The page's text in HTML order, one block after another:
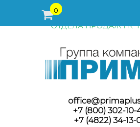
0
ПЕРЕД ОФОРМЛЕНИЕМ ЗАКАЗА,
ПОСТАВКИ ТОВАРА
ОТДЕЛА ПРОДАЖ ГК
+7 (800) 302-10-
+7 (4822) 34-13-